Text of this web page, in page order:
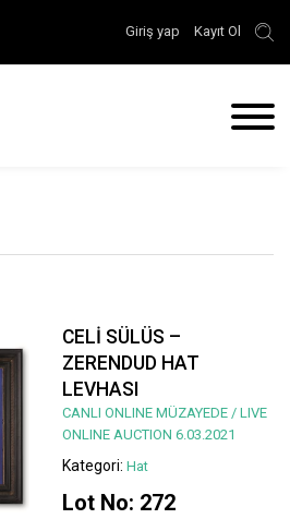
Giriş yap Kayıt Ol
CELİ SÜLÜS –
ZERENDUD HAT
LEVHASI
CANLI ONLINE MÜZAYEDE / LIVE
ONLINE AUCTION 6.03.2021
Kategori: Hat
Lot No: 272